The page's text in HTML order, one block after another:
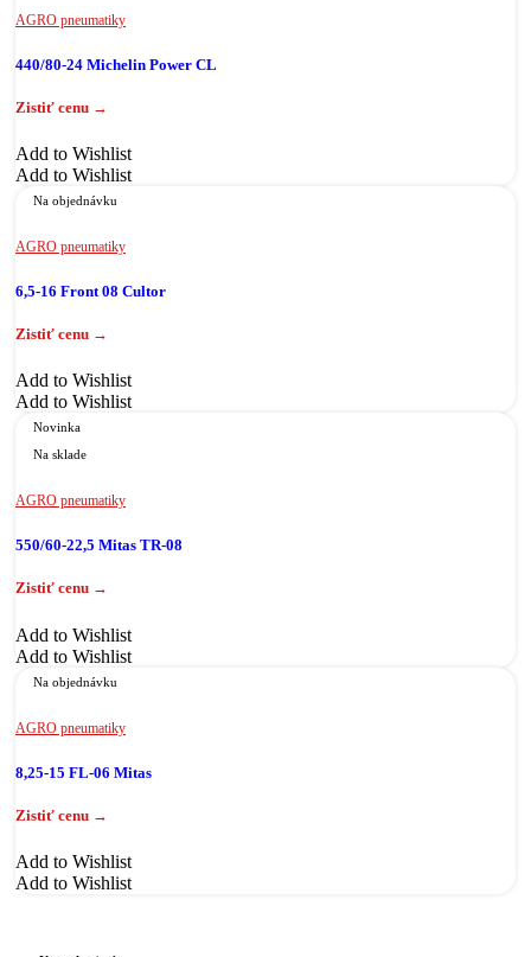
AGRO pneumatiky
440/80-24 Michelin Power CL
Add to Wishlist
Add to Wishlist
Na objednávku
AGRO pneumatiky
6,5-16 Front 08 Cultor
Add to Wishlist
Add to Wishlist
Novinka
Na sklade
AGRO pneumatiky
550/60-22,5 Mitas TR-08
Add to Wishlist
Add to Wishlist
Na objednávku
AGRO pneumatiky
8,25-15 FL-06 Mitas
Add to Wishlist
Add to Wishlist